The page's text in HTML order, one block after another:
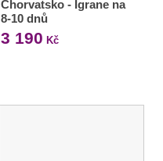
Chorvatsko - Igrane na
8-10 dnů
3 190 Kč